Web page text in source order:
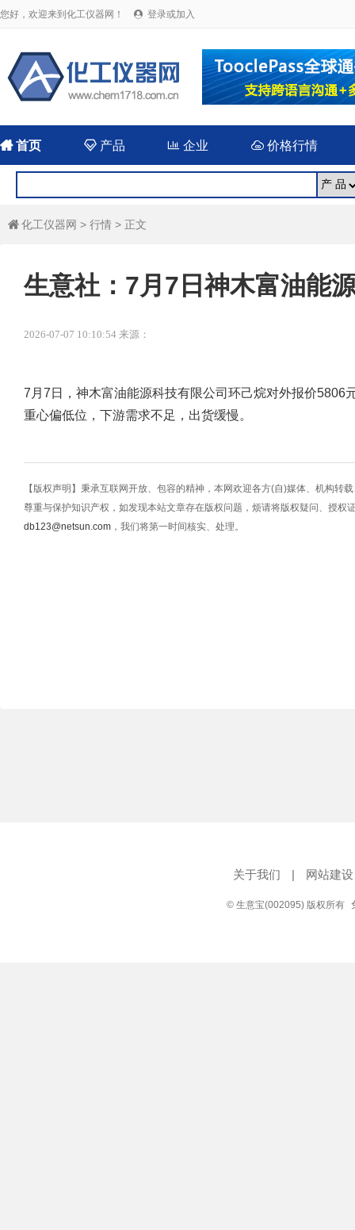
您好，欢迎来到化工仪器网！  登录或加入
首页 产品  企业 价格行情
 化工仪器网 > 行情 > 正文
生意社：7月7日神木富油能
2026-07-07 10:10:54 来源：
7月7日，神木富油能源科技有限公司环己烷对外报价5806
重心偏低位，下游需求不足，出货缓慢。
【版权声明】秉承互联网开放、包容的精神，本网欢迎各方(自)媒体、机构转
尊重与保护知识产权，如发现本站文章存在版权问题，烦请将版权疑问、授权
db123@netsun.com ，我们将第一时间核实、处理。
关于我们 | 网站建设
© 生意宝(002095) 版权所有